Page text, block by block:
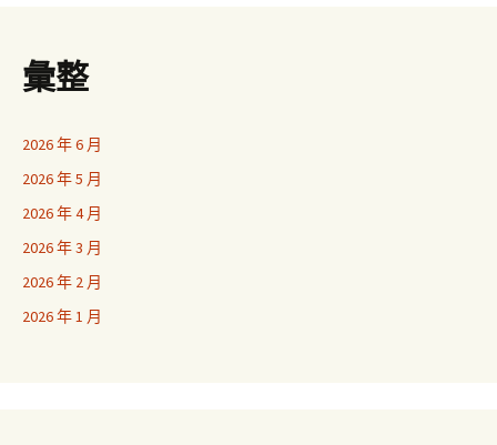
彙整
2026 年 6 月
2026 年 5 月
2026 年 4 月
2026 年 3 月
2026 年 2 月
2026 年 1 月